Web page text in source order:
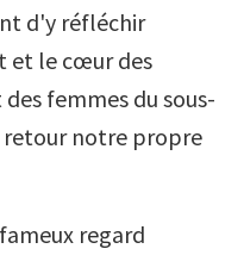
d'y réfléchir
et le cœur des
femmes du sous-
notre propre
regard